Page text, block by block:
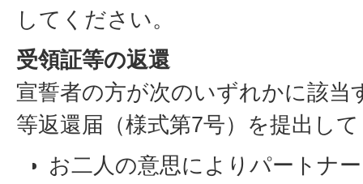
してください。
受領証等の返還
宣誓者の方が次のいずれかに該当
等返還届（様式第7号）を提出し
お二人の意思によりパートナ